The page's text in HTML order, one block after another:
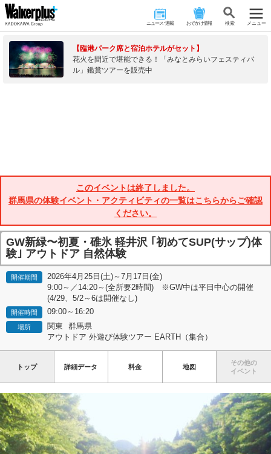
ニュース･連載 おでかけ情報 検 索 メニュー
【臨港パーク席と宿泊ホテルがセット】
花火を間近で堪能できる！「みなとみらいフェスティバ
ル」鑑賞ツアーを販売中
このイベントは終了しました。
群馬県の体験イベント・アクティビティの一覧はこちらからご確認
ください。
GW新緑〜初夏・碓氷 軽井沢 ｢初めてSUP(サップ)体
験｣ アウトドア 自然体験
開催期間
2026年4月25日(土)～7月17日(金)
9:00～／14:20～(全所要2時間) ※GW中は平日中心の開催
(4/29、5/2～6は開催なし)
開催時間 09:00～16:20
場所 関東
群馬県
アウトドア 外遊び体験ツアー EARTH（集合）
トップ 詳細データ 料金 地図
その他の
イベント